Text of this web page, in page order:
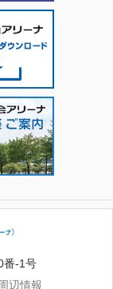
番-1号
辺情報